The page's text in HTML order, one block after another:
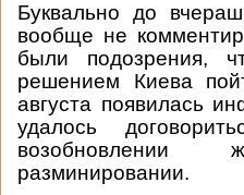
Буквально до
вообще не
были подозрения,
решением Киева
августа появилась
удалось
возобновлении
разминировании.